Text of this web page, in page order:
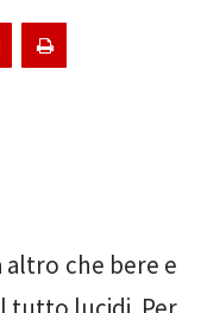
altro che bere e